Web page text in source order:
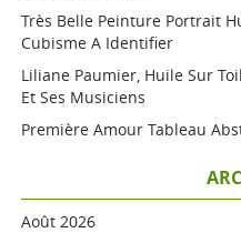
Très Belle Peinture Portrait
Cubisme A Identifier
Liliane Paumier, Huile Sur
Et Ses Musiciens
Première Amour Tableau
Août 2026